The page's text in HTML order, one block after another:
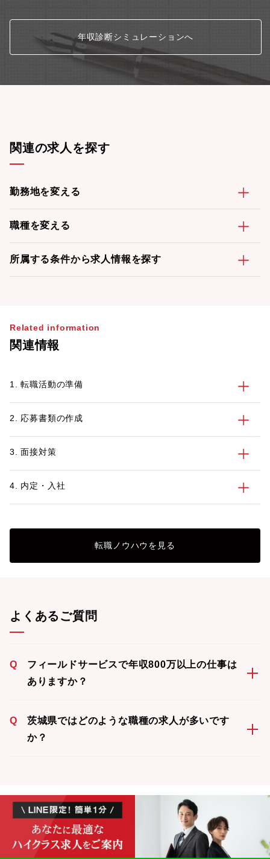
年収診断シミュレーションへ
関連の求人を探す
勤務地を変える
職種を変える
所属する条件から求人情報を探す
Related information
関連情報
1. 転職活動の準備
2. 応募書類の作成
3. 面接対策
4. 内定・入社
転職ノウハウを見る
よくあるご質問
Q
フィールドサービスで年収800万以上の仕事は
ありますか？
Q
茨城県ではどのような職種の求人が多いです
か？